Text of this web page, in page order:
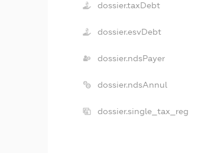
dossier.taxDebt
dossier.esvDebt
dossier.ndsPayer
dossier.ndsAnnul
dossier.single_tax_reg